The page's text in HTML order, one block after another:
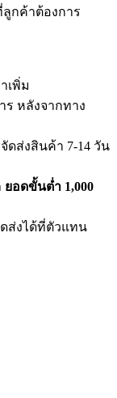
กค้าต้องการ
เพิ่ม
ร หลังจากทาง
ดส่งสินค้า 7-14 วัน
ยอดขั้นต่ำ 1,000
ส่งได้ที่ตัวแทน